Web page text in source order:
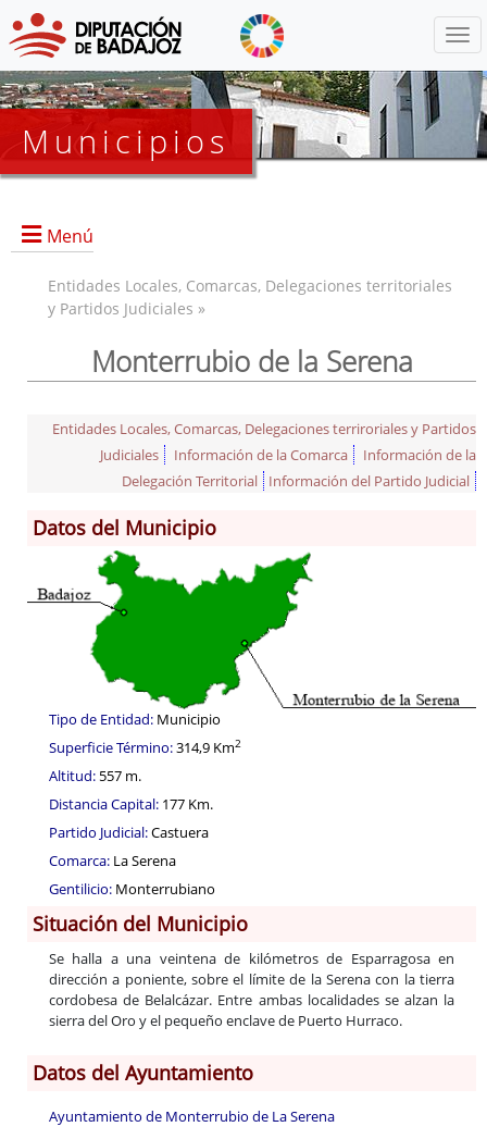
Municipios
Menú
Información General
Monumentos
Gastronomía
Población
Correo-e gratis
Radio en Internet
Códigos para FACe
Entidades Locales, Comarcas, Delegaciones territoriales
y Partidos Judiciales »
Monterrubio de la Serena
Entidades Locales, Comarcas, Delegaciones terriroriales y Partidos
Judiciales
Información de la Comarca
Información de la
Delegación Territorial
Información del Partido Judicial
Datos del Municipio
Tipo de Entidad: Municipio
Superficie Término:314,9 Km2
Altitud: 557 m.
Distancia Capital: 177 Km.
Partido Judicial:Castuera
Comarca: La Serena
Gentilicio: Monterrubiano
Situación del Municipio
Se halla a una veintena de kilómetros de Esparragosa en
dirección a poniente, sobre el límite de la Serena con la tierra
cordobesa de Belalcázar. Entre ambas localidades se alzan la
sierra del Oro y el pequeño enclave de Puerto Hurraco.
Datos del Ayuntamiento
Ayuntamiento de Monterrubio de La Serena